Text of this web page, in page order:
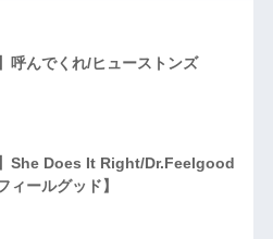
呼んでくれ/ヒューストンズ
】She Does It Right/Dr.Feelgood
ィールグッド】